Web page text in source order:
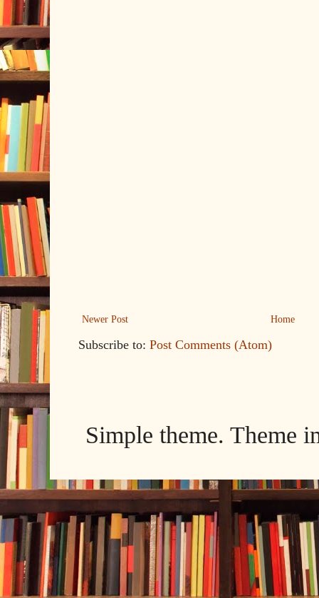
Newer Post Home
Subscribe to: Post Comments (Atom)
Simple theme. Theme